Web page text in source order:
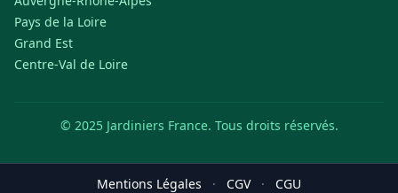
Pays de la Loire
Grand Est
Centre-Val de Loire
© 2025 Jardiniers France. Tous droits réservés.
Mentions Légales · CGV · CGU